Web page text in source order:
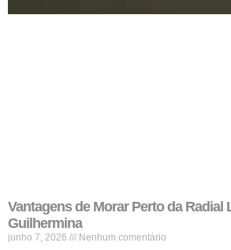
Vantagens de Morar Perto da Radial
Guilhermina
junho 7, 2026 Nenhum comentário